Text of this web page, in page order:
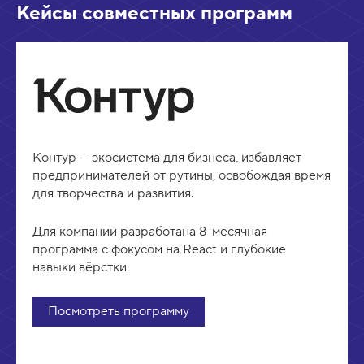
Кейсы совместных программ
Контур — экосистема для бизнеса, избавляет
предпринимателей от рутины, освобождая время
для творчества и развития.
Для компании разработана 8-месячная
программа с фокусом на React и глубокие
навыки вёрстки.
Посмотреть программу